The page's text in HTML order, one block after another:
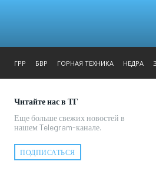
ГРР БВР ГОРНАЯ ТЕХНИКА НЕДРА
Читайте нас в ТГ
Еще больше свежих новостей в
нашем Telegram-канале.
ПОДПИСАТЬСЯ